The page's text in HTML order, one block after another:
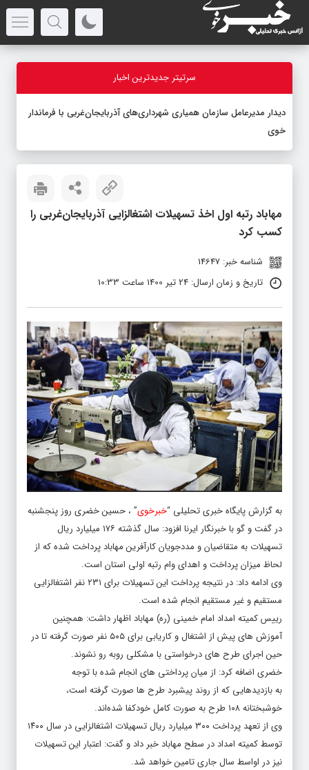
سرتیتر جدیدترین اخبار
دیدار مدیرعامل سازمان همیاری شهرداری‌های آذربایجان‌غربی با فرماندار
خوی
مهاباد رتبه اول اخذ تسهیلات اشتغالزایی آذربایجان‌غربی را
کسب کرد
شناسه خبر: 14647
تاریخ و زمان ارسال: 24 تیر 1400 ساعت 10:33
به گزارش پایگاه خبری تحلیلی “خبرخوی” ، حسین خضری روز پنجشنبه
در گفت و گو با خبرنگار ایرنا افزود: سال گذشته ۱۷۶ میلیارد ریال
تسهیلات به متقاضیان و مددجویان کارآفرین مهاباد پرداخت شده که از
لحاظ میزان پرداخت و اهدای وام رتبه اولی استان است.
وی ادامه داد: در نتیجه پرداخت این تسهیلات برای ۲۳۱ نفر اشتغالزایی
مستقیم و غیر مستقیم انجام شده است.
رییس کمیته امداد امام خمینی (ره) مهاباد اظهار داشت: همچنین
آموزش های پیش از اشتغال و کاریابی برای ۵۰۵ نفر صورت گرفته تا در
حین اجرای طرح های درخواستی با مشکلی روبه رو نشوند.
خضری اضافه کرد: از میان پرداختی های انجام شده با توجه
به بازدیدهایی که از روند پیشبرد طرح ها صورت گرفته است،
خوشبختانه ۱۰۸ طرح به صورت کامل خودکفا شده‌اند.
وی از تعهد پرداخت ۳۰۰ میلیارد ریال تسهیلات اشتغالزایی در سال ۱۴۰۰
توسط کمیته امداد در سطح مهاباد خبر داد و گفت: اعتبار این تسهیلات
نیز در اواسط سال جاری تامین خواهد شد.